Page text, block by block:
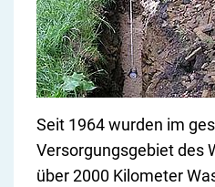
Seit 1964 wurden im
Versorgungsgebiet des
über 2000 Kilometer